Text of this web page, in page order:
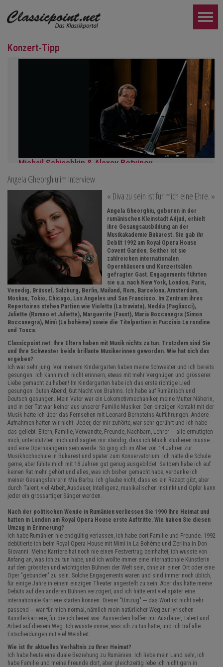
Konzert-Tipp
Michail Schischkin & Alexey Botvinov
Michail Schischkin - Lesung, Gespräch und Alexey Botvinov -
Sonntag 16.8.2026, 10:30, Hotel Hammer (Schweiz)
WEITER...
Angela Gheorghiu im Interview
« Diva zu sein ist für mich eine Ehre. »
Angela Gheorghiu, geboren in der
rumänischen Kleinstadt Adjud, erhielt
ihre Gesangsausbildung an der
Musikakademie Bukarest. Sie gab ihr
Debüt 1992 am Royal Opera House
Covent Garden. Seither ist sie
zahlreichen internationalen
Opernhäusern und Konzertsälen
gefragter Gast. Engagements führten
sie u.a. nach New York, London, Paris,
Venedig, Brüssel, Salzburg, Berlin, Mailand, Rom, Barcelona, Amsterdam,
Moskau, Tokio, Chicago, Los Angeles und San Francisco. Im Zentrum ihres
Repertoires stehen Partien wie Violetta (La traviata), Nedda (Pagliacci),
Juliette (Romeo et Juliette), Marguerite (Faust), Maria Boccanegra (Simon
Boccanegra), Mimì (La bohème) sowie die Titelpartien in Puccinis La rondine
und Tosca.
Classicpoint.net: Ihre Eltern haben mit Musik nichts zu tun. Trotzdem sind Sie
und Ihre Schwester beide brillante Musikerinnen geworden. Wie hat sich das
ergeben?
Ich war sehr jung. Vor meinem Kindergarten haben meine Schwester und ich bereits
gesungen. Ich kann mich nicht erinnern, etwas mit mehr Vergnügen und grösserer
Liebe gemacht zu haben! Im Kindergarten habe ich das erste richtige Lied
gesungen: Guten Abend, Gut Nacht von Brahms. Ich habe auf Rumänisch und
Deutsch gesungen. Mein Vater war ein Lokomotivmechaniker, meine Mutter Näherin,
und in der Tat war keiner aus unserer Familie Musiker. Den einzigen Kontakt mit der
Musik hatte ich über das Fernsehen mit Leonard Bernsteins Aufführungen. Andere
Aufnahmen hatten wir nicht. Jeder, der mir zuhörte, war sehr gerührt und ich habe
das geliebt. Eltern, Familie, Verwandte, Freunde, Nachbarn, Lehrer – alle ermutigten
mich, unterstützten mich und sagten mir ständig, dass ich Musik studieren müsse
und eine Opernsängerin sein werde. So ging ich im Alter von 14 Jahren zur
Musikhochschule in Bukarest und später zum Konservatorium. Ich hatte die Schule
gerne, aber fühlte mich mit 18 Jahren gut genug ausgebildet. Seitdem habe ich auf
keinen Rat mehr gehört und alles, was ich bisher gemacht habe, verdanke ich
meiner Gesangslehrerin Mia Barbu. Ich glaube nicht, dass es ein Rezept gibt, aber
durch Talent, viel Arbeit, Ausdauer, Intelligenz, musikalischen Instinkt und Opfer kann
jeder ein grossartiger Sänger werden.
Nach der politischen Wende in Rumänien verliessen Sie 1990 Ihre Heimat und
hatten in London am Royal Opera House erste Auftritte. Wie haben Sie diesen
Umzug in Erinnerung?
Ich habe Rumänien nie endgültig verlassen, ich habe dort Familie und Freunde. 1992
debütierte ich beim Royal Opera House mit Mimì in La Bohème und Zerlina in Don
Giovanni. Meine Karriere hat noch nie einen Festvertrag beinhaltet, ich wusste von
Anfang an, was ich zu tun habe, und ich wollte immer eine internationale Künstlerin
auf den grössten und wichtigsten Bühnen der Welt sein, ohne an einen Ort oder eine
Oper "gebunden" zu sein. Solche Engagements waren und sind immer noch üblich,
für einige Jahre in einem einzigen Theater angestellt zu sein. Aber das hätte meine
Debüts auf den anderen Bühnen verzögert, und ich hätte erst viel später eine
internationale Karriere starten können. Dieser "Umzug" – das Wort ist nicht sehr
passend – war für mich normal, nämlich mein natürlicher Weg zur lyrischen
Künstlerkarriere, für die ich bereit war. Ausserdem halfen mir Ausdauer, Talent und
Arbeit auf diesem Weg. Ich wusste immer, was ich zu tun hatte, und ich traf alle
Entscheidungen mit viel Weisheit.
Wie ist Ihr aktuelles Verhältnis zu Ihrer Heimat?
Ich habe heute eine duale Beziehung zu Rumänien. Ich liebe mein Land sehr, ich
habe Familie und meine Freunde dort, aber gleichzeitig lebe ich nicht gern in